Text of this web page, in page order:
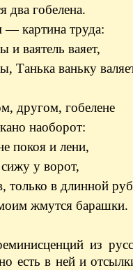
два гобелена.
— картина труда:
и ваятель ваяет,
Танька ваньку
другом, гобелене
наоборот:
покоя и лени,
у ворот,
только в длинной
жмутся барашки.
из
есть в ней и